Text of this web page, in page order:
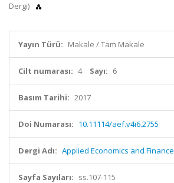
Dergi)
Yayın Türü: Makale / Tam Makale
Cilt numarası: 4 Sayı: 6
Basım Tarihi: 2017
Doi Numarası: 10.11114/aef.v4i6.2755
Dergi Adı: Applied Economics and Finance
Sayfa Sayıları: ss.107-115